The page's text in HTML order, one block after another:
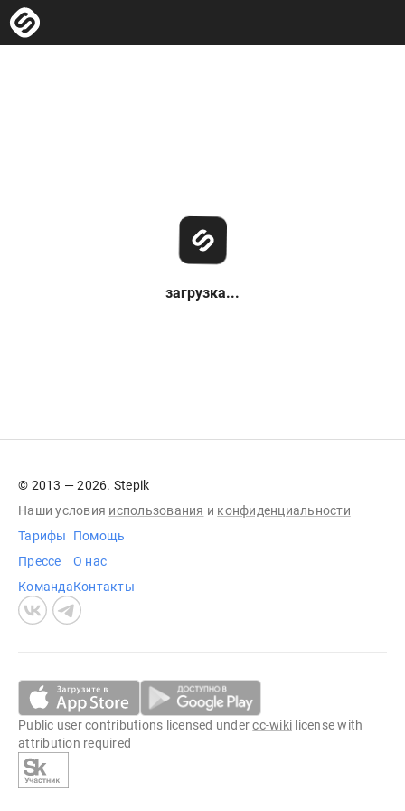
загрузка...
© 2013 — 2026. Stepik
Наши условия использования и конфиденциальности
Тарифы
Прессе
Команда
Помощь
О нас
Контакты
Public user contributions licensed undercc-wiki license with
attribution required